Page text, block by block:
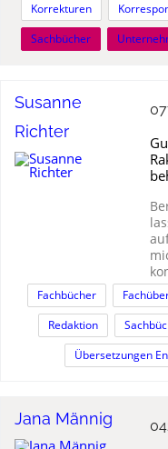
Korrekturen
Sachbücher
Susanne
Richter
Fachbücher
Redaktion
Übersetzungen
Jana Männig